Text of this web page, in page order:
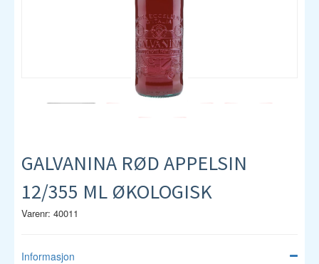
GALVANINA RØD APPELSIN
12/355 ML ØKOLOGISK
Varenr: 40011
Informasjon